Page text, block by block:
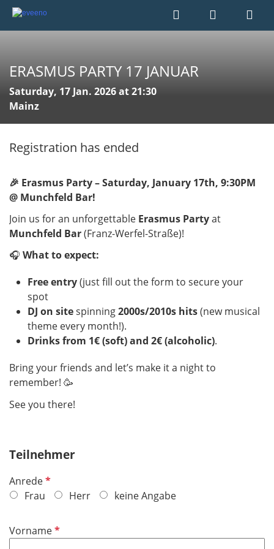
ERASMUS PARTY 17 JANUAR
Saturday, 17 Jan. 2026 at 21:30
Mainz
Registration has ended
🎉 Erasmus Party – Saturday, January 17th, 9:30PM
@ Munchfeld Bar!
Join us for an unforgettable Erasmus Partyat
Munchfeld Bar(Franz-Werfel-Straße)!
🎧 What to expect:
Free entry(just fill out the form to secure your
spot
DJ on sitespinning2000s/2010s hits(new musical
theme every month!).
Drinks from 1€ (soft) and 2€ (alcoholic).
Bring your friends and let’s make it a night to
remember! 🥳
See you there!
Teilnehmer
AnredeR
e
i
Frau Herr keine Angabe
VornameR